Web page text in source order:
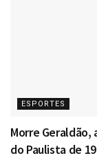
ESPORTES
Morre
do Paulista de